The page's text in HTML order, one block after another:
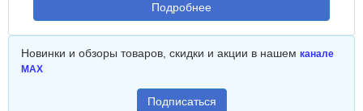
Подробнее
Новинки и обзоры товаров, скидки и акции в нашем канале
MAX
Подписаться